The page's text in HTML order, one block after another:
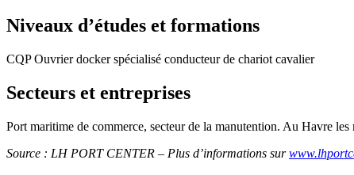
Niveaux d’études et formations
CQP Ouvrier docker spécialisé conducteur de chariot cavalier
Secteurs et entreprises
Port maritime de commerce, secteur de la manutention. Au Havre
Source : LH PORT CENTER – Plus d’informations sur